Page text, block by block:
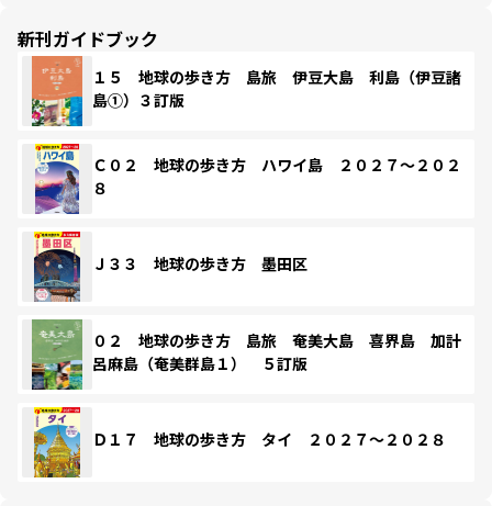
新刊ガイドブック
１５ 地球の歩き方 島旅 伊豆大島 利島（伊豆諸
島①）３訂版
Ｃ０２ 地球の歩き方 ハワイ島 ２０２７～２０２
８
Ｊ３３ 地球の歩き方 墨田区
０２ 地球の歩き方 島旅 奄美大島 喜界島 加計
呂麻島（奄美群島１） ５訂版
Ｄ１７ 地球の歩き方 タイ ２０２７～２０２８